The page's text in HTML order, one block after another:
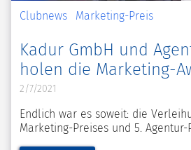
Clubnews Marketing-Preis
Kadur GmbH und
holen die Marketing-
2/7/2021
Endlich war es soweit: die
Marketing-Preises und 5.